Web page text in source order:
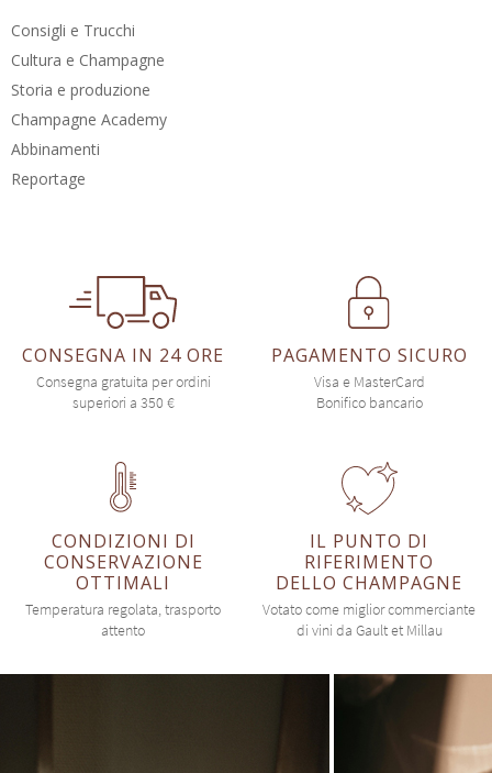
Consigli e Trucchi
Cultura e Champagne
Storia e produzione
Champagne Academy
Abbinamenti
Reportage
CONSEGNA IN 24 ORE
Consegna gratuita per ordini
superiori a 350 €
PAGAMENTO SICURO
Visa e MasterCard
Bonifico bancario
CONDIZIONI DI
CONSERVAZIONE
OTTIMALI
Temperatura regolata, trasporto
attento
IL PUNTO DI
RIFERIMENTO
DELLO CHAMPAGNE
Votato come miglior commerciante
di vini da Gault et Millau